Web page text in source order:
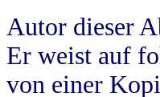
Autor dieser
Er weist auf
von einer